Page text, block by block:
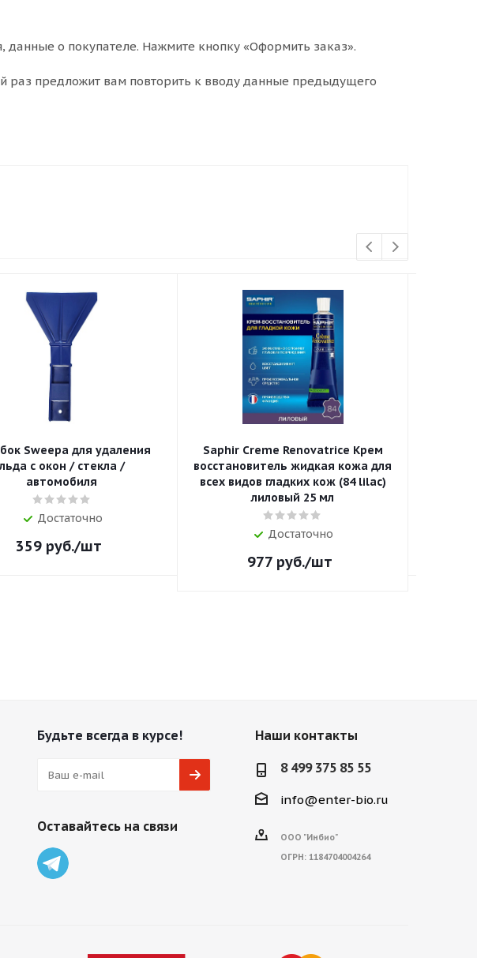
о покупателе. Нажмите кнопку «Оформить заказ».
предложит вам повторить к вводу данные предыдущего
Sweepa для удаления
с окон / cтекла /
автомобиля
Достаточно
359 руб./шт
Saphir Creme Renovatrice Крем
восстановитель жидкая кожа для
всех видов гладких кож (84 lilac)
лиловый 25 мл
Достаточно
977 руб./шт
Будьте всегда в курсе!
Оставайтесь на связи
Наши контакты
8 499 375 85 55
info@enter-bio.ru
ООО "Инбио"
ОГРН: 1184704004264